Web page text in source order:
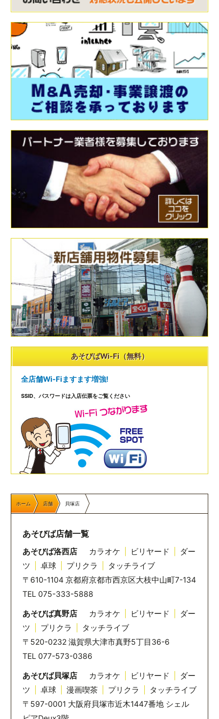
あそびばWi-Fi（無料）
全店舗Wi-Fiますます増強!
SSID、パスワードは入店伝票をご覧ください
ホーム 店舗 貝塚店
あそびば店舗一覧
あそびば洛西店 カラオケ ビリヤード
ダー
ツ
卓球 プリクラ
タッチライブ
〒610-1104 京都府京都市西京区大枝中山町7-134
TEL 075-333-5888
あそびば真野店 カラオケ ビリヤード
ダー
ツ
プリクラ
タッチライブ
〒520-0232 滋賀県大津市真野5丁目36-6
TEL 077-573-0386
あそびば貝塚店 カラオケ ビリヤード
ダー
ツ
卓球 漫画喫茶 プリクラ
タッチライブ
〒597-0001 大阪府貝塚市近木1447番地 シェル